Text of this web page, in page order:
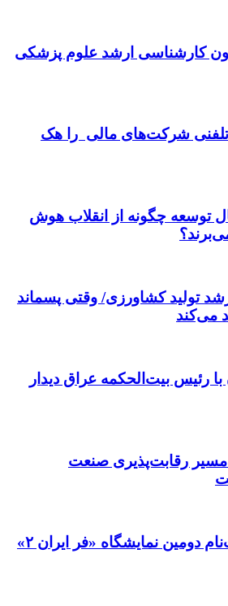
کارشناسی ارشد علوم پزشکی
تلفنی شرکت‌های مالی را هک
توسعه چگونه از انقلاب هوش
تولید کشاورزی/ وقتی پسماند
می‌کند
با رئیس بیت‌الحکمه عراق دیدار
مسیر رقابت‌پذیری صنعت
تمدید مهلت ثبت‌نام دومین نمایشگاه «فر ایران ۲»